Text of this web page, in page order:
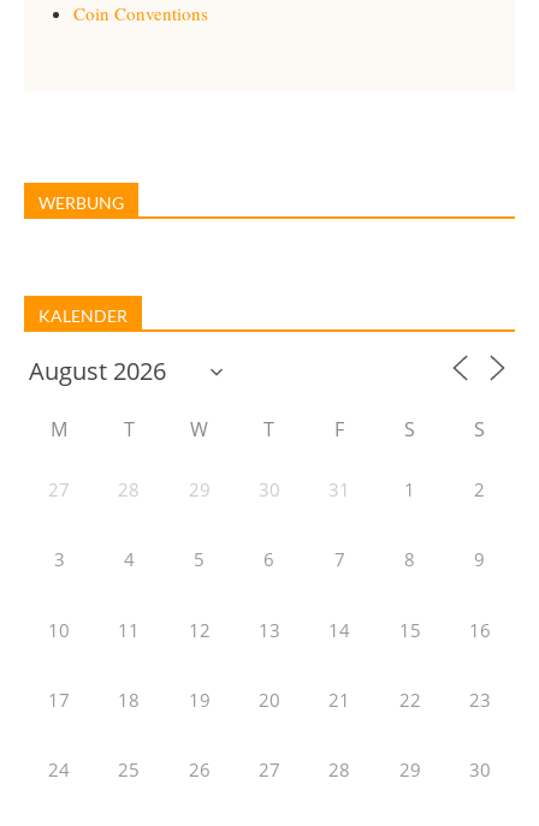
Coin Conventions
WERBUNG
KALENDER
M T W T F S S
27 28 29 30 31 1 2
3 4 5 6 7 8 9
10 11 12 13 14 15 16
17 18 19 20 21 22 23
24 25 26 27 28 29 30